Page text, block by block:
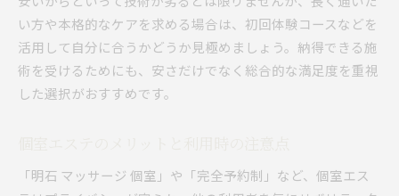
い方や本格的なケアを求める場合は、初回体験コースなどを
活用して自分に合うかどうか見極めましょう。納得できる施
術を受けるためにも、安さだけでなく総合的な満足度を重視
した選択がおすすめです。
「明石 マッサージ 個室」や「完全予約制」など、個室エス